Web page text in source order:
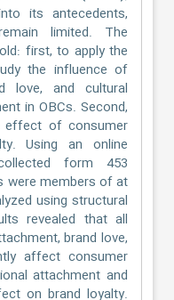
its antecedents,
limited. The
first, to apply the
the influence of
love, and cultural
in OBCs. Second,
effect of consumer
Using an online
form 453
were members of at
using structural
revealed that all
brand love,
affect consumer
attachment and
on brand loyalty.